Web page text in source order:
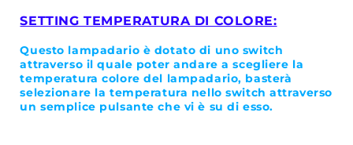
SETTING TEMPERATURA DI COLORE:
Questo lampadario è dotato di uno switch
attraverso il quale poter andare a scegliere la
temperatura colore del lampadario, basterà
selezionare la temperatura nello switch attraverso
un semplice pulsante che vi è su di esso.